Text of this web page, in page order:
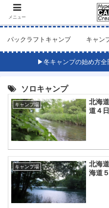
パックラフトキャンプ キャン
▶冬キャンプの始め方
ソロキャンプ
キャンプ場
北海
道４
キャンプ場
北海
海道
メニュー